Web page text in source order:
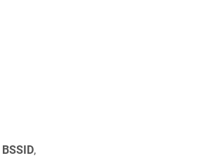
BSSID,